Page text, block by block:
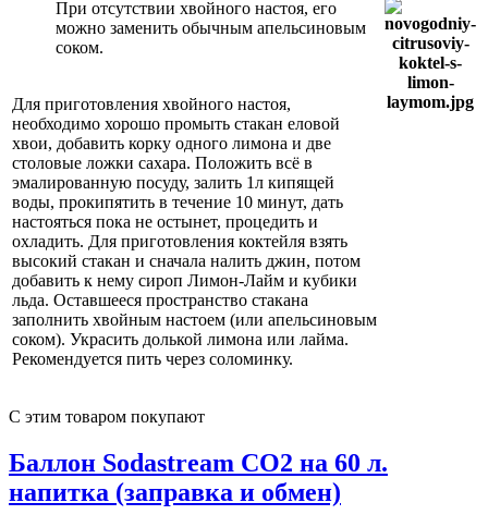
При отсутствии хвойного настоя, его
можно заменить обычным апельсиновым
соком.
Для приготовления хвойного настоя,
необходимо хорошо промыть стакан еловой
хвои, добавить корку одного лимона и две
столовые ложки сахара. Положить всё в
эмалированную посуду, залить 1л кипящей
воды, прокипятить в течение 10 минут, дать
настояться пока не остынет, процедить и
охладить. Для приготовления коктейля взять
высокий стакан и сначала налить джин, потом
добавить к нему сироп Лимон-Лайм и кубики
льда. Оставшееся пространство стакана
заполнить хвойным настоем (или апельсиновым
соком). Украсить долькой лимона или лайма.
Рекомендуется пить через соломинку.
С этим товаром покупают
Баллон Sodastream CO2 на 60 л.
напитка (заправка и обмен)